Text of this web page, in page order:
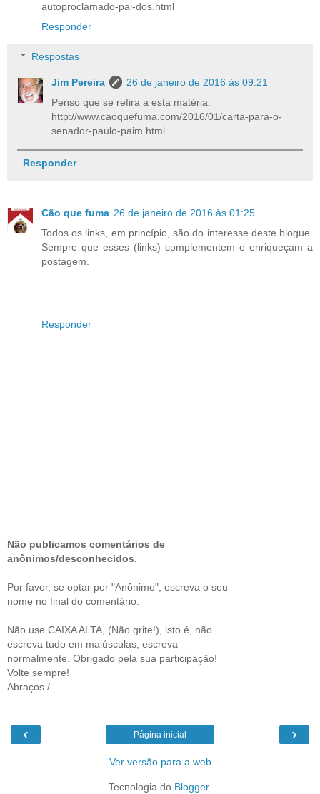
autoproclamado-pai-dos.html
Responder
Respostas
Jim Pereira
26 de janeiro de 2016 às 09:21
Penso que se refira a esta matéria:
http://www.caoquefuma.com/2016/01/carta-para-o-
senador-paulo-paim.html
Responder
Cão que fuma 26 de janeiro de 2016 às 01:25
Todos os links, em princípio, são do interesse deste blogue.
Sempre que esses (links) complementem e enriqueçam a
postagem.
Responder
Não publicamos comentários de
anônimos/desconhecidos.
Por favor, se optar por "Anônimo", escreva o seu
nome no final do comentário.
Não use CAIXA ALTA, (Não grite!), isto é, não
escreva tudo em maiúsculas, escreva
normalmente. Obrigado pela sua participação!
Volte sempre!
Abraços./-
‹ ›
Página inicial
Ver versão para a web
Tecnologia do Blogger.